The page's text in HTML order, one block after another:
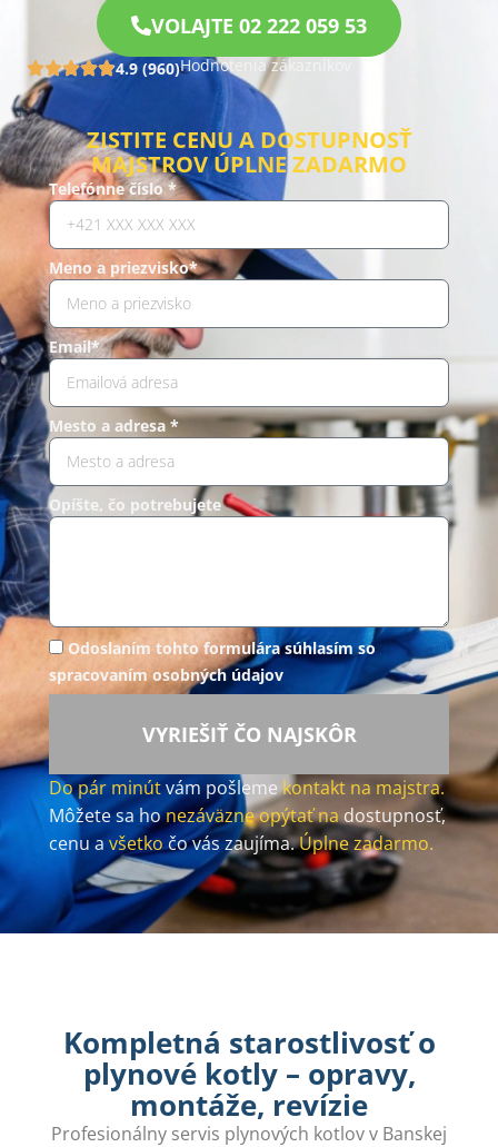
VOLAJTE 02 222 059 53
4.9 (960)Hodnotenia zákazníkov
ZISTITE CENU A DOSTUPNOSŤ
MAJSTROV ÚPLNE ZADARMO
Telefónne číslo *
Meno a priezvisko*
Email*
Mesto a adresa *
Opíšte, čo potrebujete
Odoslaním tohto formulára súhlasím so
spracovaním osobných údajov
VYRIEŠIŤ ČO NAJSKÔR
Do pár minútvám pošlemekontakt na majstra.
Môžete sa honezáväzne opýtať nadostupnosť,
cenu avšetkočo vás zaujíma.Úplne zadarmo.
Kompletná starostlivosť o
plynové kotly – opravy,
montáže, revízie
Profesionálny servis plynových kotlov v Banskej